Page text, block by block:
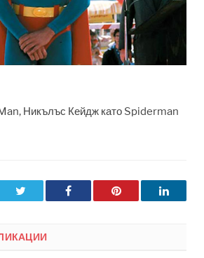
Никълъс Кейдж като Spiderman
Facebook Pinterest